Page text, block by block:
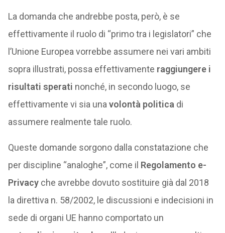
La domanda che andrebbe posta, però, è se
effettivamente il ruolo di “primo tra i legislatori” che
l’Unione Europea vorrebbe assumere nei vari ambiti
sopra illustrati, possa effettivamente raggiungere i
risultati sperati nonché, in secondo luogo, se
effettivamente vi sia una volontà politica di
assumere realmente tale ruolo.
Queste domande sorgono dalla constatazione che
per discipline “analoghe”, come il Regolamento e-
Privacyche avrebbe dovuto sostituire già dal 2018
la direttiva n. 58/2002, le discussioni e indecisioni in
sede di organi UE hanno comportato un